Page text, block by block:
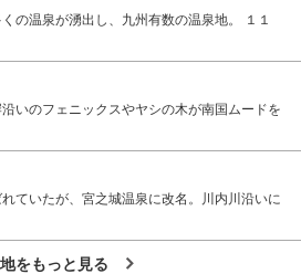
の温泉が湧出し、九州有数の温泉地。 １１
いのフェニックスやヤシの木が南国ムードを
ていたが、宮之城温泉に改名。川内川沿いに
をもっと見る